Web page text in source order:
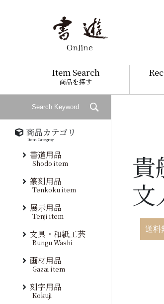
Item Search
商品を探す
貴
文
送料
商品カテゴリ
Item Categroy
書道用品
Shodo item
篆刻用品
Tenkoku item
展示用品
Tenji item
文具・和紙工芸
Bungu Washi
画材用品
Gazai item
刻字用品
Kokuji